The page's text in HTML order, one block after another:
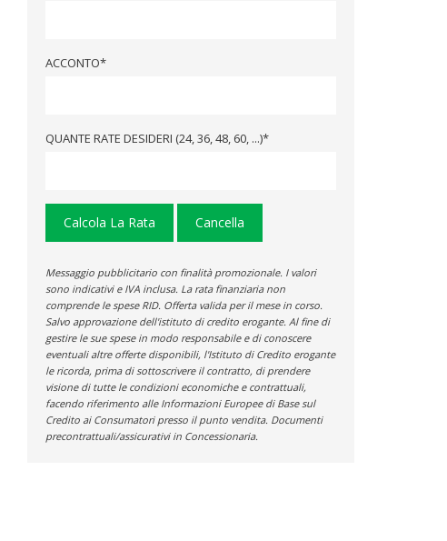
ACCONTO*
QUANTE RATE DESIDERI (24, 36, 48, 60, ...)*
Calcola La Rata Cancella
Messaggio pubblicitario con finalità promozionale. I valori
sono indicativi e IVA inclusa. La rata finanziaria non
comprende le spese RID. Offerta valida per il mese in corso.
Salvo approvazione dell'istituto di credito erogante. Al fine di
gestire le sue spese in modo responsabile e di conoscere
eventuali altre offerte disponibili, l'Istituto di Credito erogante
le ricorda, prima di sottoscrivere il contratto, di prendere
visione di tutte le condizioni economiche e contrattuali,
facendo riferimento alle Informazioni Europee di Base sul
Credito ai Consumatori presso il punto vendita. Documenti
precontrattuali/assicurativi in Concessionaria.